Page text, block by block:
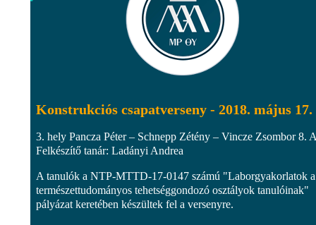
Konstrukciós csapatverseny - 2018. május 17.
3. hely Pancza Péter – Schnepp Zétény – Vincze Zsombor 8.
Felkészítő tanár: Ladányi Andrea
A tanulók a NTP-MTTD-17-0147 számú "Laborgyakorlatok a
természettudományos tehetséggondozó osztályok tanulóinak"
pályázat keretében készültek fel a versenyre.